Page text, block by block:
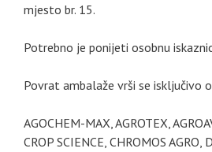
mjesto br. 15.
Potrebno je ponijeti osobnu
Povrat ambalaže vrši se isključivo
AGOCHEM-MAX, AGROTEX,
CROP SCIENCE, CHROMOS AGRO,